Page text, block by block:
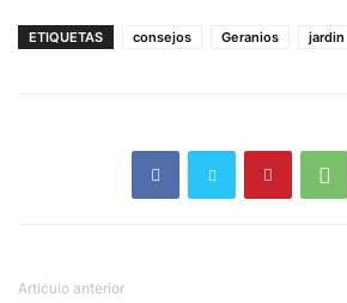
ETIQUETAS consejos Geranios jardin
Artículo anterior